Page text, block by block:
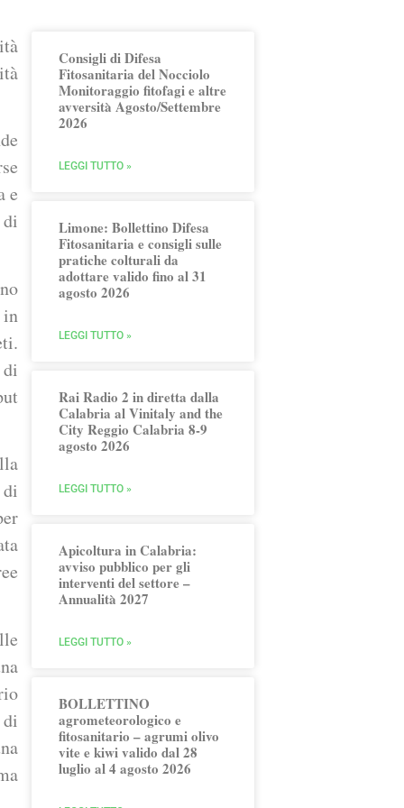
e
in
Consigli di Difesa
Fitosanitaria del Nocciolo
Monitoraggio fitofagi e altre
avversità Agosto/Settembre
2026
LEGGI TUTTO »
Limone: Bollettino Difesa
Fitosanitaria e consigli sulle
pratiche colturali da
adottare valido fino al 31
agosto 2026
LEGGI TUTTO »
Rai Radio 2 in diretta dalla
Calabria al Vinitaly and the
City Reggio Calabria 8-9
agosto 2026
LEGGI TUTTO »
Apicoltura in Calabria:
avviso pubblico per gli
interventi del settore –
Annualità 2027
LEGGI TUTTO »
BOLLETTINO
agrometeorologico e
fitosanitario – agrumi olivo
vite e kiwi valido dal 28
luglio al 4 agosto 2026